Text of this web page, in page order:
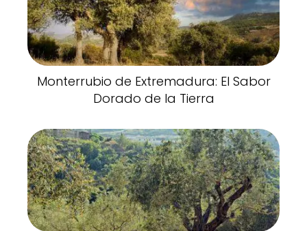
Monterrubio de Extremadura: El Sabor
Dorado de la Tierra